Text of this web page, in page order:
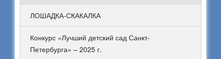
ЛОШАДКА-СКАКАЛКА
Конкурс «Лучший детский сад Санкт-
Петербурга» – 2025 г.